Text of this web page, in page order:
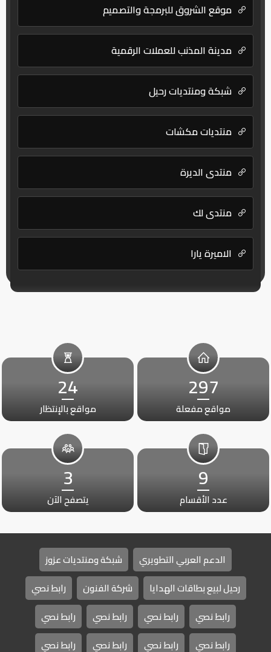
موقع الشروق للبرمجة والتصميم
مدينة المذنب للعملات الرقمية
شبكة ومنتديات رحيل
منتديات مكشات
منتدى الديرة
منتدى لك
الاميرة يارا
297
مواقع مفعلة
24
مواقع بالإنتظار
9
عدد الأقسام
3
يتصفح الآن
الدعم العربي التطويري
شبكة ومنتديات عزوز
رحيل لبيع بطاقات الهدايا
شركة الفنون
رابط نصي
رابط نصي
رابط نصي رابط نصي
رابط نصي
رابط نصي
رابط نصي رابط نصي رابط نصي